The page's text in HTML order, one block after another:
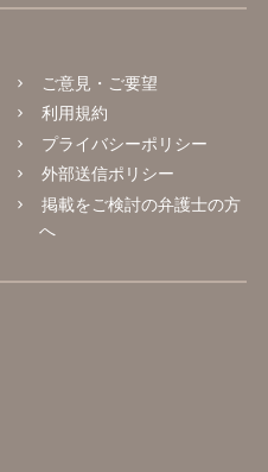
ご意見・ご要望
利用規約
プライバシーポリシー
外部送信ポリシー
掲載をご検討の弁護士の方
へ